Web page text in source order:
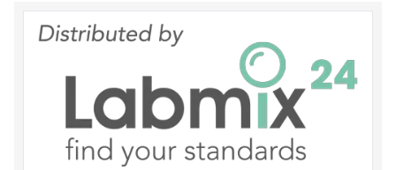
Referenzstandards für die Umweltanalytik
Referenzstandards für physikalische Eigenschaften
Organische Referenzstandards
Anorganische Referenzstandards
Laborvergleichsuntersuchungen (LVU/PT)